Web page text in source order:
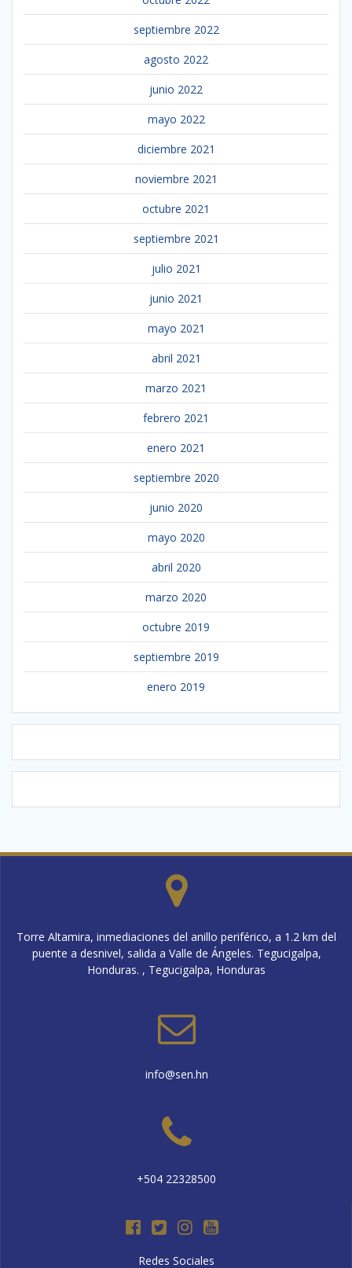
septiembre 2022
agosto 2022
junio 2022
mayo 2022
diciembre 2021
noviembre 2021
octubre 2021
septiembre 2021
julio 2021
junio 2021
mayo 2021
abril 2021
marzo 2021
febrero 2021
enero 2021
septiembre 2020
junio 2020
mayo 2020
abril 2020
marzo 2020
octubre 2019
septiembre 2019
enero 2019
Torre Altamira, inmediaciones del anillo periférico, a 1.2 km del
puente a desnivel, salida a Valle de Ángeles. Tegucigalpa,
Honduras. , Tegucigalpa, Honduras
info@sen.hn
+504 22328500
Redes Sociales